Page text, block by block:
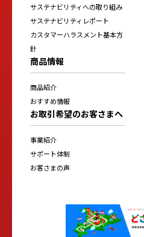
サステナビリティへの取り組み
サステナビリティレポート
カスタマーハラスメント基本方
針
商品情報
商品紹介
おすすめ情報
お取引希望のお客さまへ
事業紹介
サポート体制
お客さまの声